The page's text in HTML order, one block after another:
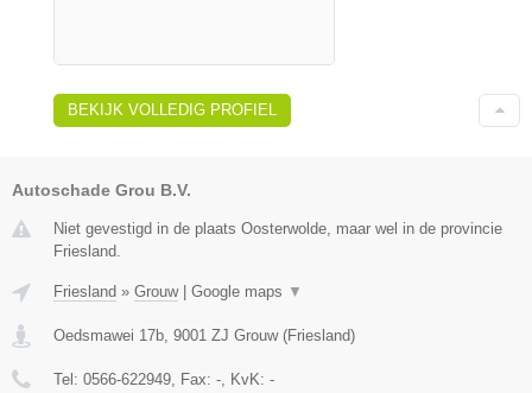
BEKIJK VOLLEDIG PROFIEL
Autoschade Grou B.V.
Niet gevestigd in de plaats Oosterwolde, maar wel in de provincie
Friesland.
Friesland » Grouw| Google maps ▼
Oedsmawei 17b, 9001 ZJ Grouw(Friesland)
Tel: 0566-622949, Fax: -, KvK: -